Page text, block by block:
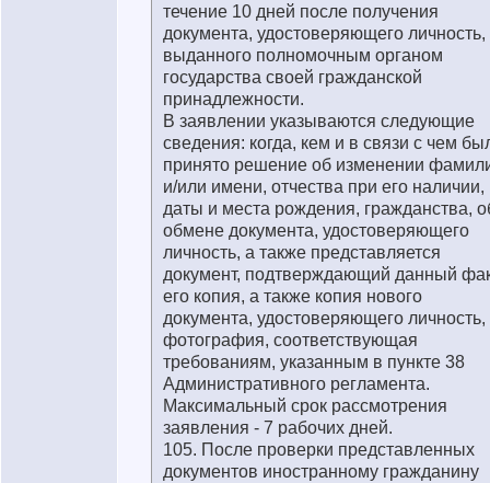
течение 10 дней после получения
документа, удостоверяющего личность,
выданного полномочным органом
государства своей гражданской
принадлежности.
В заявлении указываются следующие
сведения: когда, кем и в связи с чем
принято решение об изменении
и/или имени, отчества при его наличии,
даты и места рождения, гражданства,
обмене документа, удостоверяющего
личность, а также представляется
документ, подтверждающий данный
его копия, а также копия нового
документа, удостоверяющего личность,
фотография, соответствующая
требованиям, указанным в пункте 38
Административного регламента.
Максимальный срок рассмотрения
заявления - 7 рабочих дней.
105. После проверки представленных
документов иностранному гражданину